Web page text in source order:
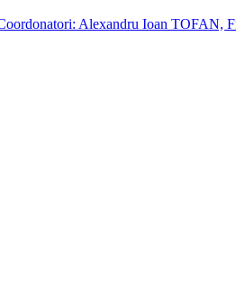
Alexandru Ioan TOFAN,